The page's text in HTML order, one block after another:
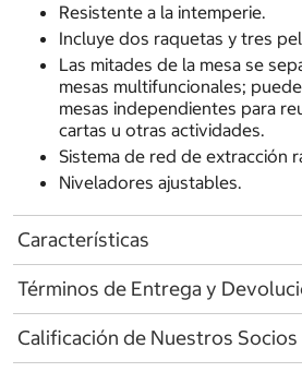
Resistente a la intemperie.
Incluye dos raquetas y tres
Las mitades de la mesa se
mesas multifuncionales;
mesas independientes para
cartas u otras actividades.
Sistema de red de extracción
Niveladores ajustables.
Características
Términos de Entrega y
Calificación de Nuestros Socios